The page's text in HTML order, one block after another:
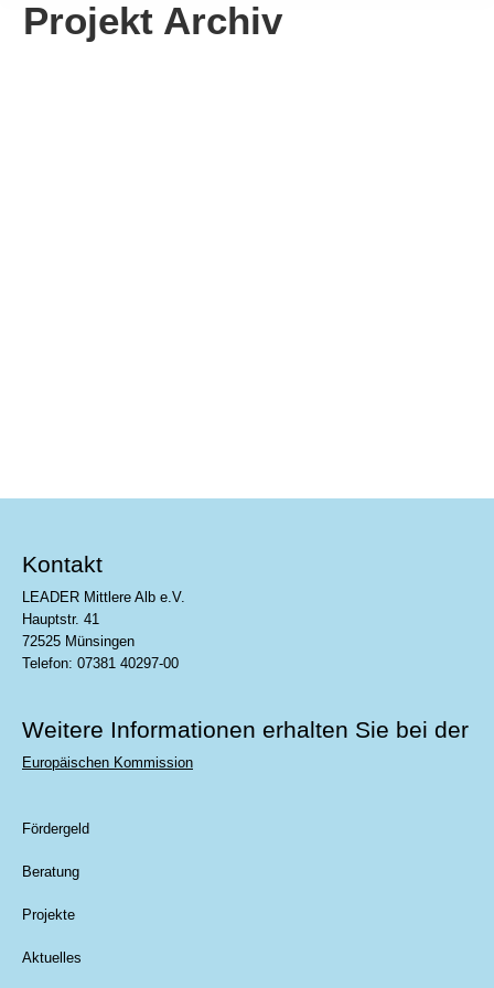
Projekt Archiv
Kontakt
LEADER Mittlere Alb e.V.
Hauptstr. 41
72525 Münsingen
Telefon: 07381 40297-00
Weitere Informationen erhalten Sie bei der
Europäischen Kommission
Fördergeld
Beratung
Projekte
Aktuelles